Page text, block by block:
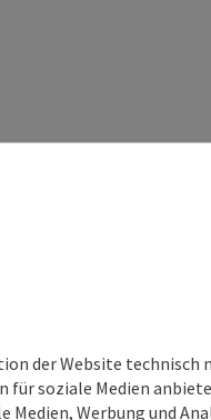
der Website
für soziale Medien
Medien, Werbung und